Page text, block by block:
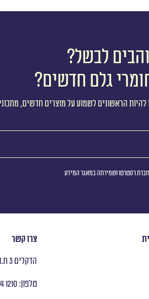
לבשל?
גלם חדשים?
להיות הראשונים לשמוע על מוצרים חדשים,
רסטרטו ושמירתה במאגר המידע
צרו קשר
הדקלים 3 ת.ד 8053 ראש העין
טלפון: ‭ +972 9 954 1210